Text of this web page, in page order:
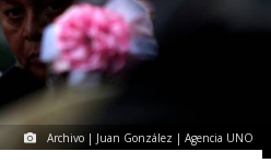
Archivo | Juan González | Agencia UNO